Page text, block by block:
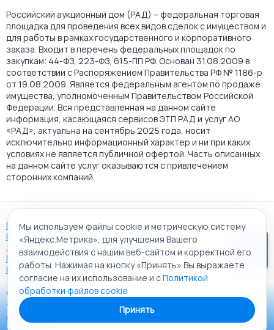
Российский аукционный дом (РАД) – федеральная торговая
площадка для проведения всех видов сделок с имуществом и
для работы в рамках государственного и корпоративного
заказа. Входит в перечень федеральных площадок по
закупкам: 44-ФЗ, 223-ФЗ, 615-ПП РФ. Основан 31.08.2009 в
соответствии с Распоряжением Правительства РФ № 1186-р
от 19.08.2009. Является федеральным агентом по продаже
имущества, уполномоченным Правительством Российской
Федерации. Вся представленная на данном сайте
информация, касающаяся сервисов ЭТП РАД и услуг АО
«РАД», актуальна на сентябрь 2025 года, носит
исключительно информационный характер и ни при каких
условиях не является публичной офертой. Часть описанных
на данном сайте услуг оказываются с привлечением
сторонних компаний.
Пользовательское соглашение
Политика АО "РАД" в отношении обработки персональных
данных
Политика обработки файлов cookie
Карта сайта
© 2009 - 2026 АО «Российский аукционный дом»
универсальная торговая площадка. Все права защищены.
Создание сайта: Alt It Solutions
Мы используем файлы cookie и метрическую систему
«Яндекс.Метрика», для улучшения Вашего
взаимодействия с нашим веб-сайтом и корректной его
работы. Нажимая на кнопку «Принять» Вы выражаете
согласие на их использование и сПолитикой
обработки файлов cookie
Принять
Приложение «РАД Каталог»
Теперь у вас в кармане все торги ЭТП РАД Lot-online